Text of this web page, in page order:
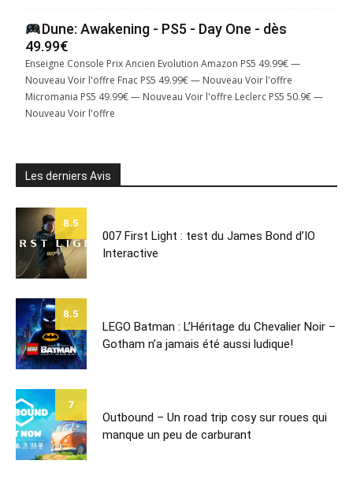
Dune: Awakening - PS5 - Day One - dès
49.99€
Enseigne Console Prix Ancien Evolution Amazon PS5 49.99€ —
Nouveau Voir l'offre Fnac PS5 49.99€ — Nouveau Voir l'offre
Micromania PS5 49.99€ — Nouveau Voir l'offre Leclerc PS5 50.9€ —
Nouveau Voir l'offre
Les derniers Avis
8.5
007 First Light : test du James Bond d’IO
Interactive
8.5
LEGO Batman : L’Héritage du Chevalier Noir –
Gotham n’a jamais été aussi ludique!
7
Outbound – Un road trip cosy sur roues qui
manque un peu de carburant